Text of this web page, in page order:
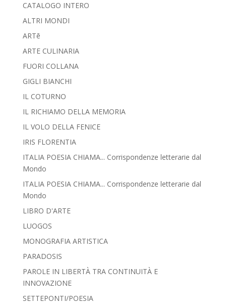
CATALOGO INTERO
ALTRI MONDI
ARTē
ARTE CULINARIA
FUORI COLLANA
GIGLI BIANCHI
IL COTURNO
IL RICHIAMO DELLA MEMORIA
IL VOLO DELLA FENICE
IRIS FLORENTIA
ITALIA POESIA CHIAMA... Corrispondenze letterarie dal
Mondo
ITALIA POESIA CHIAMA... Corrispondenze letterarie dal
Mondo
LIBRO D'ARTE
LUOGOS
MONOGRAFIA ARTISTICA
PARADOSIS
PAROLE IN LIBERTÀ TRA CONTINUITÀ E
INNOVAZIONE
SETTEPONTI/POESIA